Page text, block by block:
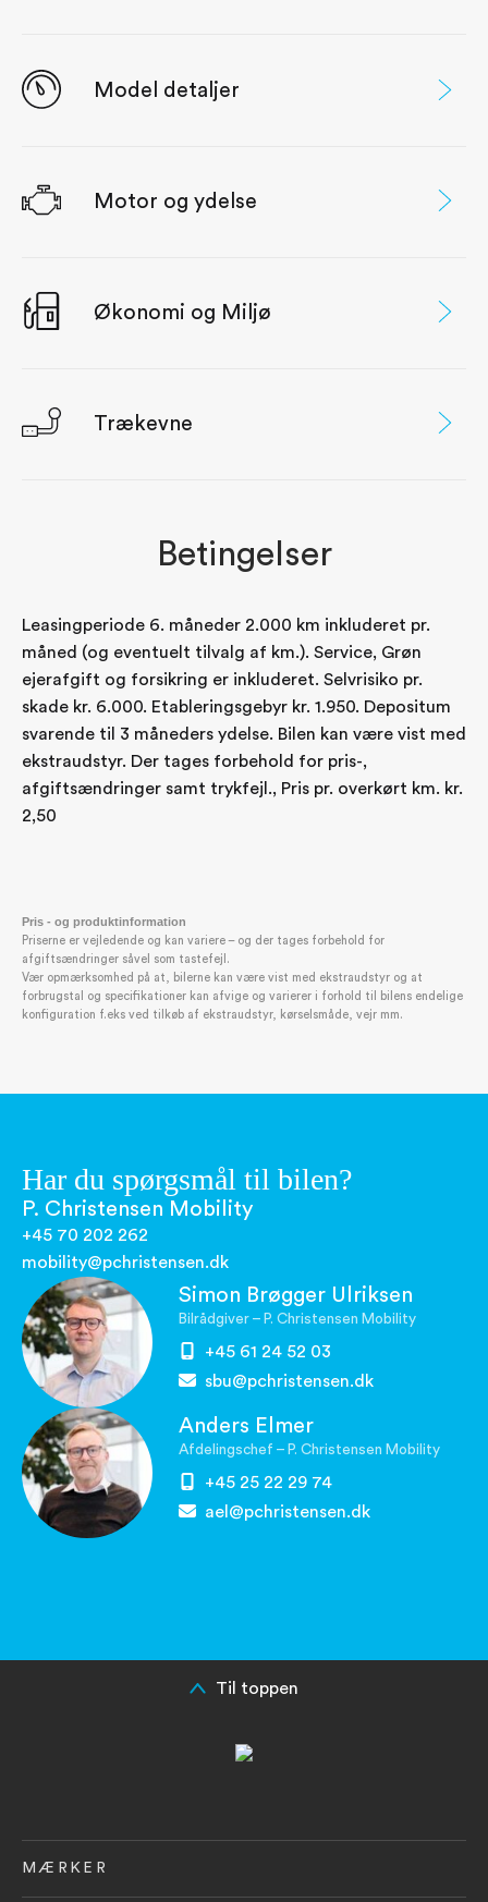
Model detaljer
Motor og ydelse
Økonomi og Miljø
Trækevne
Betingelser
Leasingperiode 6. måneder 2.000 km inkluderet pr.
måned (og eventuelt tilvalg af km.). Service, Grøn
ejerafgift og forsikring er inkluderet. Selvrisiko pr.
skade kr. 6.000. Etableringsgebyr kr. 1.950. Depositum
svarende til 3 måneders ydelse. Bilen kan være vist med
ekstraudstyr. Der tages forbehold for pris-,
afgiftsændringer samt trykfejl., Pris pr. overkørt km. kr.
2,50
Pris - og produktinformation
Priserne er vejledende og kan variere – og der tages forbehold for
afgiftsændringer såvel som tastefejl.
Vær opmærksomhed på at, bilerne kan være vist med ekstraudstyr og at
forbrugstal og specifikationer kan afvige og varierer i forhold til bilens endelige
konfiguration f.eks ved tilkøb af ekstraudstyr, kørselsmåde, vejr mm.
Har du spørgsmål til bilen?
P. Christensen Mobility
+45 70 202 262
mobility@pchristensen.dk
Simon Brøgger Ulriksen
Bilrådgiver – P. Christensen Mobility
+45 61 24 52 03
sbu@pchristensen.dk
Anders Elmer
Afdelingschef – P. Christensen Mobility
+45 25 22 29 74
ael@pchristensen.dk
MÆRKER
Til toppen